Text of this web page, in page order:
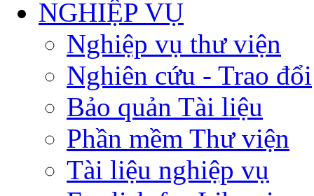
NGHIỆP VỤ
Nghiệp vụ thư viện
Nghiên cứu - Trao đổi
Bảo quản Tài liệu
Phần mềm Thư viện
Tài liệu nghiệp vụ